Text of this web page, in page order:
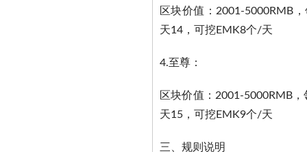
区块价值：2001-5000RMB
天14，可挖EMK8个/天
4.至尊：
区块价值：2001-5000RMB
天15，可挖EMK9个/天
三、规则说明